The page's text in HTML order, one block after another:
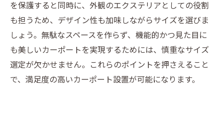
施工をスムーズに進めるための重要な注意点と
は？
初心者必見！カーポート施工期間の基本知識と
を保護すると同時に、外観のエクステリアとしての役割
も担うため、デザイン性も加味しながらサイズを選びま
しょう。無駄なスペースを作らず、機能的かつ見た目に
も美しいカーポートを実現するためには、慎重なサイズ
選定が欠かせません。これらのポイントを押さえること
で、満足度の高いカーポート設置が可能になります。